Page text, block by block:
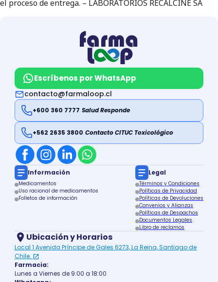
el proceso de entrega. – LABORATORIOS RECALCINE SA
Escríbenos por WhatsApp
contacto@farmaloop.cl
+600 360 7777 Salud Responde
+562 2635 3800 Contacto CITUC Toxicológico
Información
Medicamentos
Uso racional de medicamentos
Folletos de información
Legal
Términos y Condiciones
Políticas de Privacidad
Políticas de Devoluciones
Convenios y Alianzas
Políticas de Despachos
Documentos Legales
Libro de reclamos
Ubicación y Horarios
Local 1 Avenida Príncipe de Gales 6273, La Reina, Santiago de
Chile.
Farmacia:
Lunes a Viernes de 9:00 a 18:00